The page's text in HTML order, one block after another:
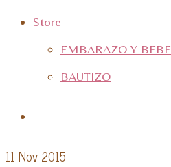
Store
EMBARAZO Y BEBE
BAUTIZO
11 Nov 2015